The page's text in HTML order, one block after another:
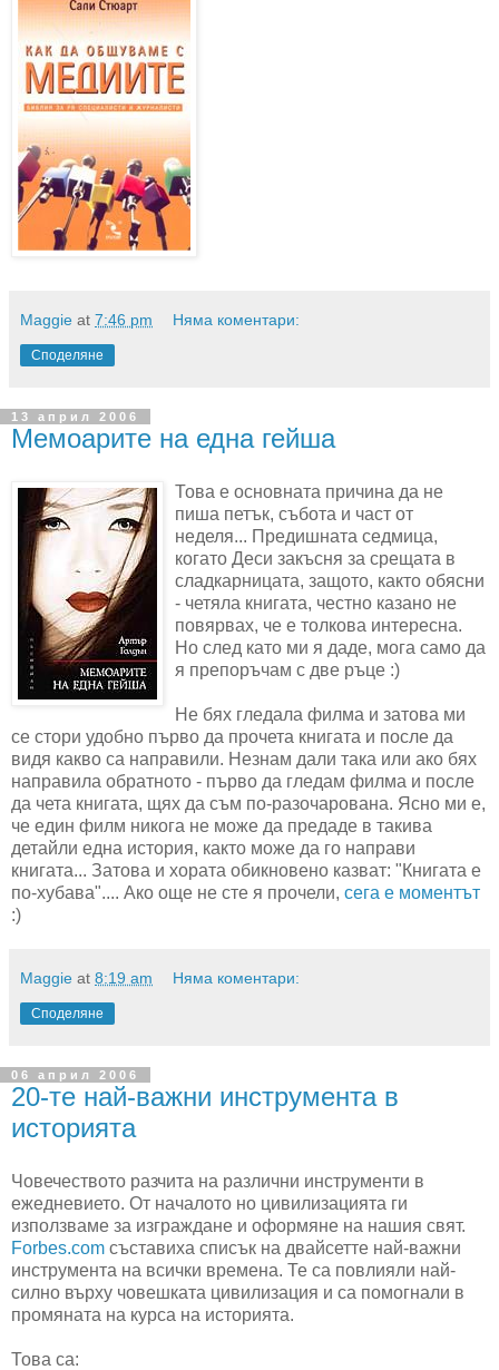
Maggie at 7:46 pm Няма коментари:
Споделяне
13 април 2006
Мемоарите на една гейша
Това е основната причина да не
пиша петък, събота и част от
неделя... Предишната седмица,
когато Деси закъсня за срещата в
сладкарницата, защото, както обясни
- четяла книгата, честно казано не
повярвах, че е толкова интересна.
Но след като ми я даде, мога само да
я препоръчам с две ръце :)
Не бях гледала филма и затова ми
се стори удобно първо да прочета книгата и после да
видя какво са направили. Незнам дали така или ако бях
направила обратното - първо да гледам филма и после
да чета книгата, щях да съм по-разочарована. Ясно ми е,
че един филм никога не може да предаде в такива
детайли една история, както може да го направи
книгата... Затова и хората обикновено казват: "Книгата е
по-хубава".... Ако още не сте я прочели, сега е моментът
:)
Maggie at 8:19 am Няма коментари:
Споделяне
06 април 2006
20-те най-важни инструмента в
историята
Човечеството разчита на различни инструменти в
ежедневието. От началото но цивилизацията ги
използваме за изграждане и оформяне на нашия свят.
Forbes.com съставиха списък на двайсетте най-важни
инструмента на всички времена. Те са повлияли най-
силно върху човешката цивилизация и са помогнали в
промяната на курса на историята.
Това са: